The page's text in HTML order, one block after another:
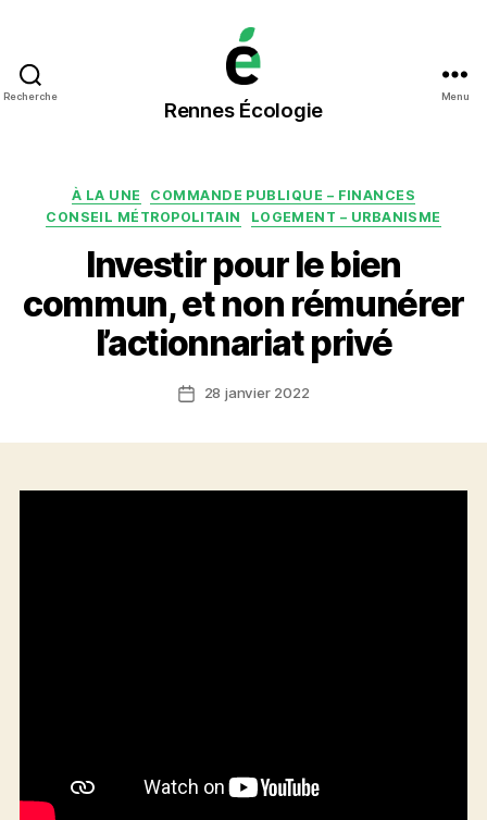
Recherche
Rennes
Écologie
Rennes Écologie
Menu
Catégories
À LA UNE
COMMANDE PUBLIQUE – FINANCES
CONSEIL MÉTROPOLITAIN
LOGEMENT – URBANISME
Investir pour le bien
commun, et non rémunérer
l’actionnariat privé
Date28 janvier 2022